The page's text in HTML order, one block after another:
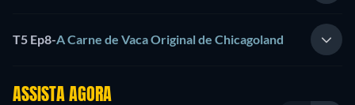
T5 Ep8-A Carne de Vaca Original de Chicagoland
ASSISTA AGORA